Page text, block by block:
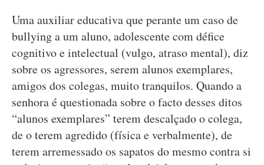
Uma auxiliar educativa que perante um caso de
bullying a um aluno, adolescente com défice
cognitivo e intelectual (vulgo, atraso mental), diz
sobre os agressores, serem alunos exemplares,
amigos dos colegas, muito tranquilos. Quando a
senhora é questionada sobre o facto desses ditos
“alunos exemplares” terem descalçado o colega,
de o terem agredido (física e verbalmente), de
terem arremessado os sapatos do mesmo contra si